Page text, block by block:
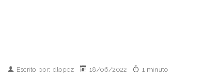
Escrito por: dlopez 18/06/2022 1 minuto